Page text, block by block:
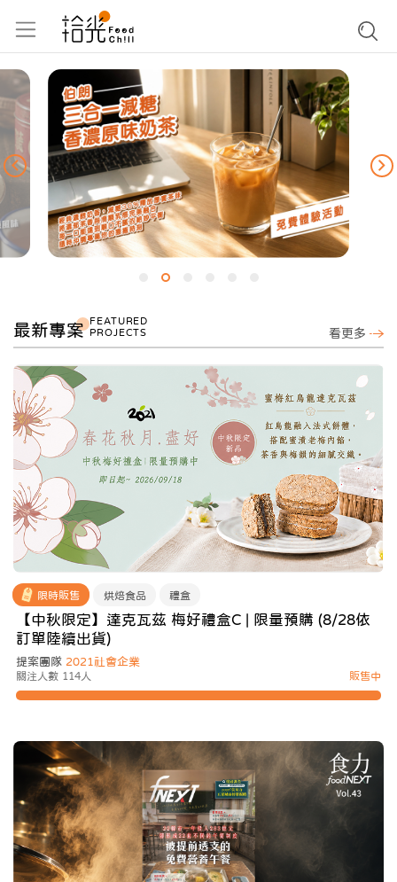
最新專案FEATURED
PROJECTS
看更多
限時販售 烘焙食品 禮盒
【中秋限定】達克瓦茲 梅好禮盒C | 限量預購 (8/28依
訂單陸續出貨)
提案團隊 2021社會企業
關注人數 114人 販售中